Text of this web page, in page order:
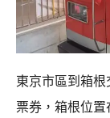
東京市區到箱
票券，箱根位置